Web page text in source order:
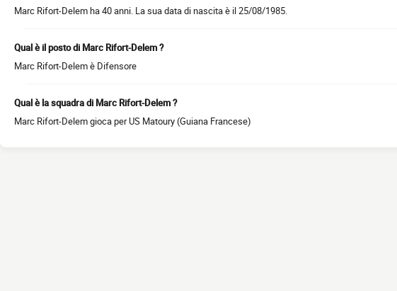
Marc Rifort-Delem ha 40 anni. La sua data di nascita è il 25/08/1985.
Qual è il posto di Marc Rifort-Delem ?
Marc Rifort-Delem è Difensore
Qual è la squadra di Marc Rifort-Delem ?
Marc Rifort-Delem gioca per US Matoury (Guiana Francese)